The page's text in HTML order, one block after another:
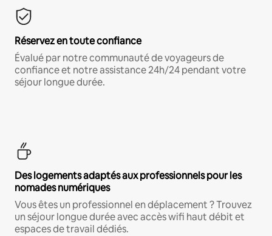
Réservez en toute confiance
Évalué par notre communauté de voyageurs de
confiance et notre assistance 24h/24 pendant votre
séjour longue durée.
Des logements adaptés aux professionnels pour les
nomades numériques
Vous êtes un professionnel en déplacement ? Trouvez
un séjour longue durée avec accès wifi haut débit et
espaces de travail dédiés.